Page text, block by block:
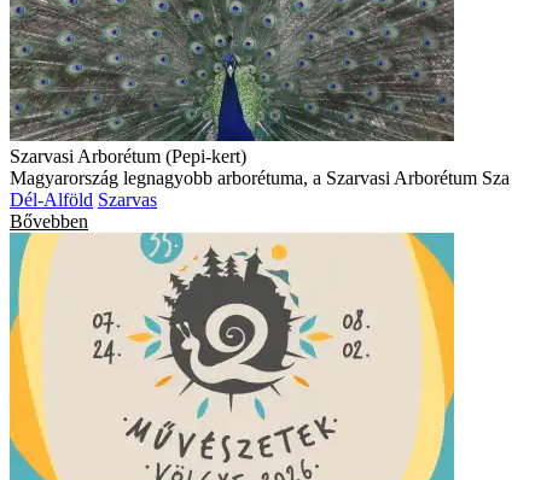
Szarvasi Arborétum (Pepi-kert)
Magyarország legnagyobb arborétuma, a Szarvasi Arborétum Sza
Dél-Alföld Szarvas
Bővebben